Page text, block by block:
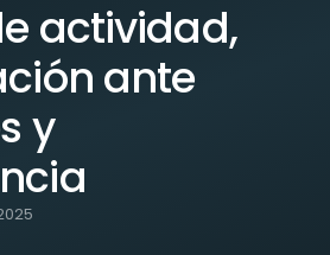
actividad,
ante
y